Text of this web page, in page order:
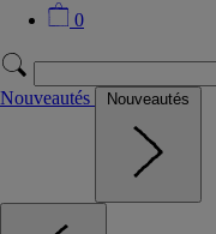
0
Nouveautés Nouveautés